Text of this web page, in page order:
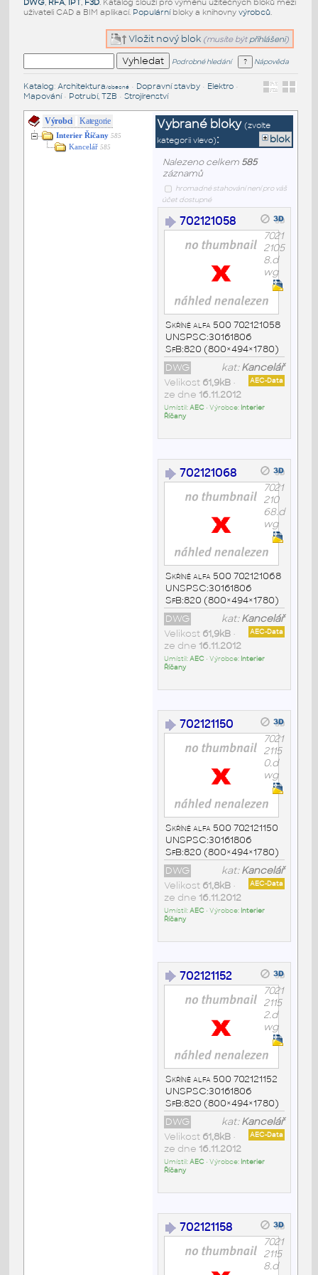
uživateli CAD a BIM aplikací. Populárníbloky a knihovny výrobců.
Vložit nový blok (musíte být přihlášeni)
Podrobné hledání Nápověda
Katalog: Architektura/obecné• Dopravní stavby• Elektro•
Mapování• Potrubí, TZB • Strojírenství
Výrobci Kategorie
Interier Říčany 585
Kancelář 585
Vybrané bloky (zvolte
kategorii vlevo): blok
Nalezeno celkem 585
záznamů
hromadné stahování není pro váš
účet dostupné
702121058
7021
2105
8.d
wg
Skříně alfa 500 702121058
UNSPSC:30161806
SfB:820 (800×494×1780)
kat:Kancelář
DWG
AEC-Data
Velikost 61,9kB•
ze dne 16.11.2012
Umístil:AEC• Výrobce: Interier
Říčany
702121068
7021
210
68.d
wg
Skříně alfa 500 702121068
UNSPSC:30161806
SfB:820 (800×494×1780)
kat:Kancelář
DWG
AEC-Data
Velikost 61,9kB•
ze dne 16.11.2012
Umístil:AEC• Výrobce: Interier
Říčany
702121150
7021
2115
0.d
wg
Skříně alfa 500 702121150
UNSPSC:30161806
SfB:820 (800×494×1780)
kat:Kancelář
DWG
AEC-Data
Velikost 61,8kB•
ze dne 16.11.2012
Umístil:AEC• Výrobce: Interier
Říčany
702121152
7021
2115
2.d
wg
Skříně alfa 500 702121152
UNSPSC:30161806
SfB:820 (800×494×1780)
kat:Kancelář
DWG
AEC-Data
Velikost 61,8kB•
ze dne 16.11.2012
Umístil:AEC• Výrobce: Interier
Říčany
702121158
7021
2115
8.d